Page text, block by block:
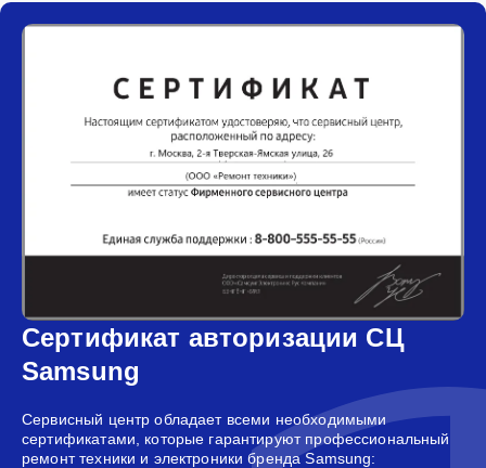
Сертификат авторизации СЦ
Samsung
Сервисный центр обладает всеми необходимыми
сертификатами, которые гарантируют профессиональный
ремонт техники и электроники бренда Samsung: